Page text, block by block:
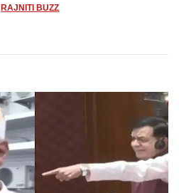
14 दिन के लिए भेजा गया जेल
RAJNITI BUZZ